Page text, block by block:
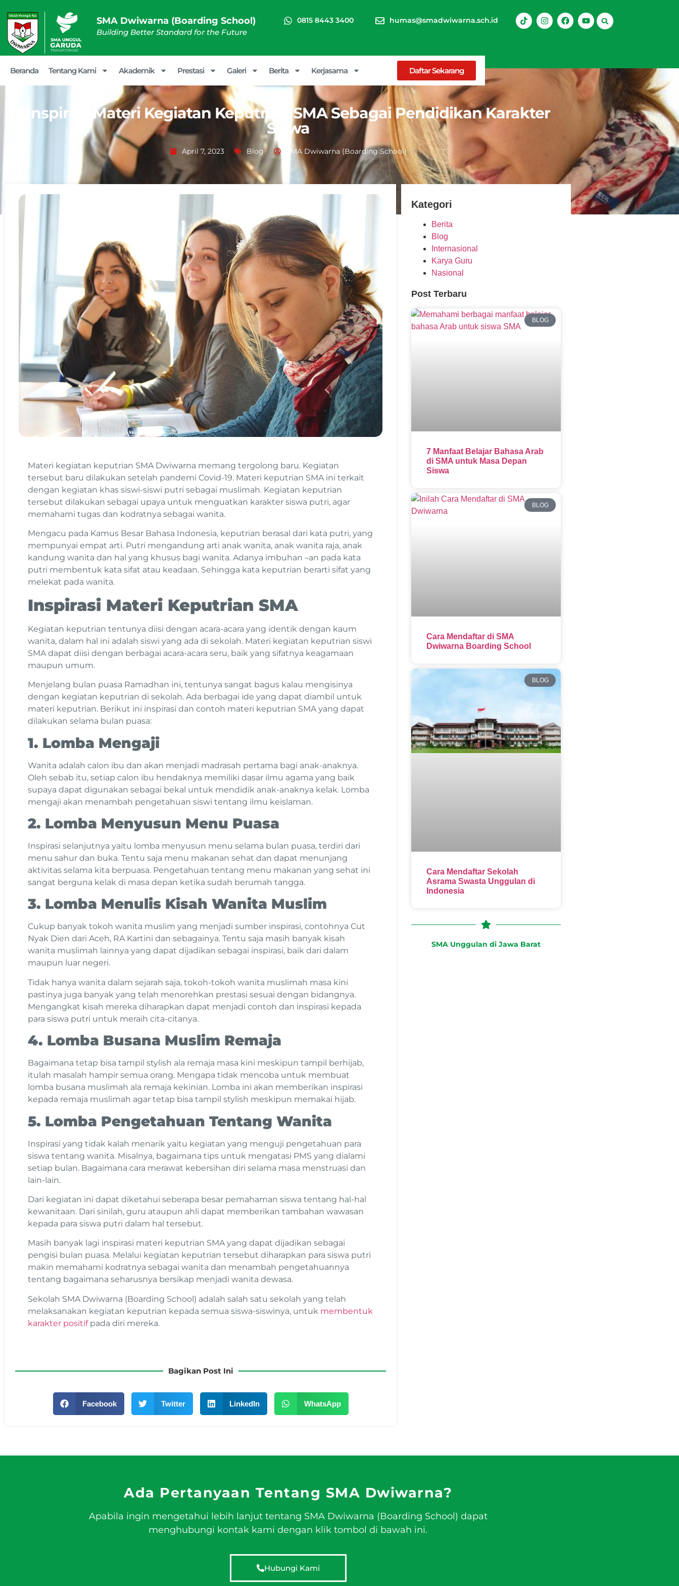
SMA Dwiwarna (Boarding School)
Building Better Standard for the Future
0815 8443 3400 humas@smadwiwarna.sch.id
Beranda Tentang Kami Akademik Prestasi Galeri Berita Kerjasama Daftar Sekarang
Inspirasi Materi Kegiatan Keputrian SMA Sebagai Pendidikan Karakter
Siswa
April 7, 2023 Blog SMA Dwiwarna (Boarding School)
Materi kegiatan keputrian SMA Dwiwarna memang tergolong baru. Kegiatan
tersebut baru dilakukan setelah pandemi Covid-19. Materi keputrian SMA ini terkait
dengan kegiatan khas siswi-siswi putri sebagai muslimah. Kegiatan keputrian
tersebut dilakukan sebagai upaya untuk menguatkan karakter siswa putri, agar
memahami tugas dan kodratnya sebagai wanita.
Mengacu pada Kamus Besar Bahasa Indonesia, keputrian berasal dari kata putri, yang
mempunyai empat arti. Putri mengandung arti anak wanita, anak wanita raja, anak
kandung wanita dan hal yang khusus bagi wanita. Adanya imbuhan –an pada kata
putri membentuk kata sifat atau keadaan. Sehingga kata keputrian berarti sifat yang
melekat pada wanita.
Inspirasi Materi Keputrian SMA
Kegiatan keputrian tentunya diisi dengan acara-acara yang identik dengan kaum
wanita, dalam hal ini adalah siswi yang ada di sekolah. Materi kegiatan keputrian siswi
SMA dapat diisi dengan berbagai acara-acara seru, baik yang sifatnya keagamaan
maupun umum.
Menjelang bulan puasa Ramadhan ini, tentunya sangat bagus kalau mengisinya
dengan kegiatan keputrian di sekolah. Ada berbagai ide yang dapat diambil untuk
materi keputrian. Berikut ini inspirasi dan contoh materi keputrian SMA yang dapat
dilakukan selama bulan puasa:
1. Lomba Mengaji
Wanita adalah calon ibu dan akan menjadi madrasah pertama bagi anak-anaknya.
Oleh sebab itu, setiap calon ibu hendaknya memiliki dasar ilmu agama yang baik
supaya dapat digunakan sebagai bekal untuk mendidik anak-anaknya kelak. Lomba
mengaji akan menambah pengetahuan siswi tentang ilmu keislaman.
2. Lomba Menyusun Menu Puasa
Inspirasi selanjutnya yaitu lomba menyusun menu selama bulan puasa, terdiri dari
menu sahur dan buka. Tentu saja menu makanan sehat dan dapat menunjang
aktivitas selama kita berpuasa. Pengetahuan tentang menu makanan yang sehat ini
sangat berguna kelak di masa depan ketika sudah berumah tangga.
3. Lomba Menulis Kisah Wanita Muslim
Cukup banyak tokoh wanita muslim yang menjadi sumber inspirasi, contohnya Cut
Nyak Dien dari Aceh, RA Kartini dan sebagainya. Tentu saja masih banyak kisah
wanita muslimah lainnya yang dapat dijadikan sebagai inspirasi, baik dari dalam
maupun luar negeri.
Tidak hanya wanita dalam sejarah saja, tokoh-tokoh wanita muslimah masa kini
pastinya juga banyak yang telah menorehkan prestasi sesuai dengan bidangnya.
Mengangkat kisah mereka diharapkan dapat menjadi contoh dan inspirasi kepada
para siswa putri untuk meraih cita-citanya.
4. Lomba Busana Muslim Remaja
Bagaimana tetap bisa tampil stylish ala remaja masa kini meskipun tampil berhijab,
itulah masalah hampir semua orang. Mengapa tidak mencoba untuk membuat
lomba busana muslimah ala remaja kekinian. Lomba ini akan memberikan inspirasi
kepada remaja muslimah agar tetap bisa tampil stylish meskipun memakai hijab.
5. Lomba Pengetahuan Tentang Wanita
Inspirasi yang tidak kalah menarik yaitu kegiatan yang menguji pengetahuan para
siswa tentang wanita. Misalnya, bagaimana tips untuk mengatasi PMS yang dialami
setiap bulan. Bagaimana cara merawat kebersihan diri selama masa menstruasi dan
lain-lain.
Dari kegiatan ini dapat diketahui seberapa besar pemahaman siswa tentang hal-hal
kewanitaan. Dari sinilah, guru ataupun ahli dapat memberikan tambahan wawasan
kepada para siswa putri dalam hal tersebut.
Masih banyak lagi inspirasi materi keputrian SMA yang dapat dijadikan sebagai
pengisi bulan puasa. Melalui kegiatan keputrian tersebut diharapkan para siswa putri
makin memahami kodratnya sebagai wanita dan menambah pengetahuannya
tentang bagaimana seharusnya bersikap menjadi wanita dewasa.
Sekolah SMA Dwiwarna (Boarding School) adalah salah satu sekolah yang telah
melaksanakan kegiatan keputrian kepada semua siswa-siswinya, untuk membentuk
karakter positifpada diri mereka.
Bagikan Post Ini
Facebook Twitter LinkedIn WhatsApp
Kategori
Berita
Blog
Internasional
Karya Guru
Nasional
Post Terbaru
BLOG
7 Manfaat Belajar Bahasa Arab
di SMA untuk Masa Depan
Siswa
BLOG
Cara Mendaftar di SMA
Dwiwarna Boarding School
BLOG
Cara Mendaftar Sekolah
Asrama Swasta Unggulan di
Indonesia
SMA Unggulan di Jawa Barat
Ada Pertanyaan Tentang SMA Dwiwarna?
Apabila ingin mengetahui lebih lanjut tentang SMA Dwiwarna (Boarding School) dapat
menghubungi kontak kami dengan klik tombol di bawah ini.
Hubungi Kami